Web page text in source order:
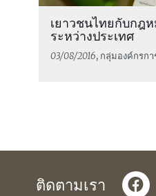
เยาวชนไทยกับกฎ
ระหว่างประเทศ
03/08/2016, กลุ่มองค์กรก
ติดตามเรา